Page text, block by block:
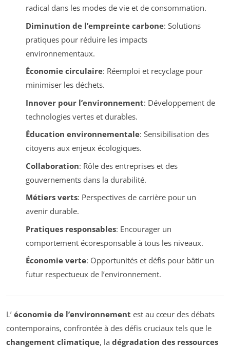
radical dans les modes de vie et de consommation.
Diminution de l’empreinte carbone: Solutions
pratiques pour réduire les impacts
environnementaux.
Économie circulaire: Réemploi et recyclage pour
minimiser les déchets.
Innover pour l’environnement: Développement de
technologies vertes et durables.
Éducation environnementale: Sensibilisation des
citoyens aux enjeux écologiques.
Collaboration: Rôle des entreprises et des
gouvernements dans la durabilité.
Métiers verts: Perspectives de carrière pour un
avenir durable.
Pratiques responsables: Encourager un
comportement écoresponsable à tous les niveaux.
Économie verte: Opportunités et défis pour bâtir un
futur respectueux de l’environnement.
L’ économie de l’environnement est au cœur des débats
contemporains, confrontée à des défis cruciaux tels que le
changement climatique, la dégradation des ressources